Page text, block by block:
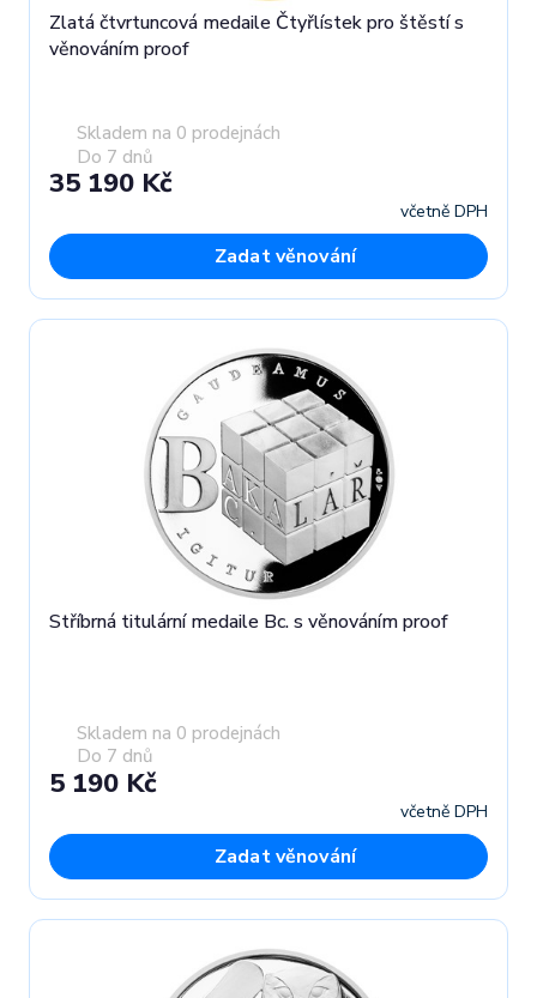
Zlatá čtvrtuncová medaile Čtyřlístek pro štěstí s
věnováním proof
Skladem na 0 prodejnách
Do 7 dnů
35 190 Kč
včetně DPH
Zadat věnování
Stříbrná titulární medaile Bc. s věnováním proof
Skladem na 0 prodejnách
Do 7 dnů
5 190 Kč
včetně DPH
Zadat věnování